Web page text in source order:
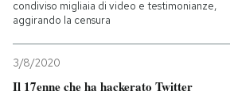
condiviso migliaia di video e testimonianze,
aggirando la censura
3/8/2020
Il 17enne che ha hackerato Twitter